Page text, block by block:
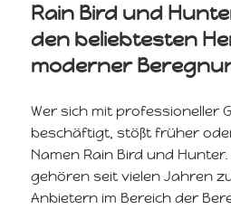
Rain Bird und
den beliebtesten
moderner
Wer sich mit professioneller
beschäftigt, stößt früher
Namen Rain Bird und
gehören seit vielen Jahren
Anbietern im Bereich der